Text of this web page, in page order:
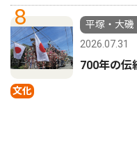
8
文化
平塚・大磯
2026.07.31
700年の伝